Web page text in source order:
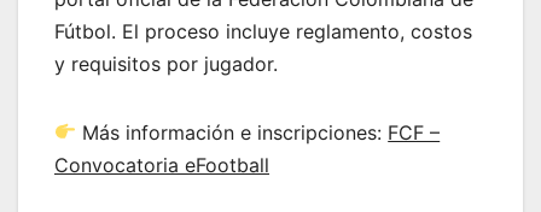
Fútbol. El proceso incluye reglamento, costos
y requisitos por jugador.
Más información e inscripciones: FCF –
Convocatoria eFootball